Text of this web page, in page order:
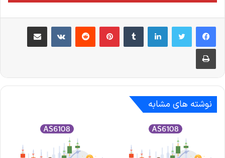
لینکدین ‫تامبلر ‫پین‌ترست‫رددیت ‫VKontakteاشتراک گذاری از طریق ایمیل
چاپ
نوشته های مشابه